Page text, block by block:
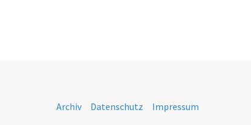
Impressum
Datenschutz
Archiv